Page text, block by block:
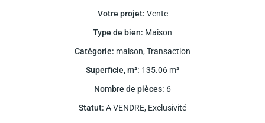
Votre projet: Vente
Type de bien: Maison
Catégorie: maison,Transaction
Superficie, m²: 135.06 m²
Nombre de pièces: 6
Statut: A VENDRE, Exclusivité